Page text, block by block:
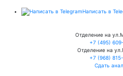
Написать в
Отделение на
+7 (495)
Отделение на
+7 (968)
Сдать